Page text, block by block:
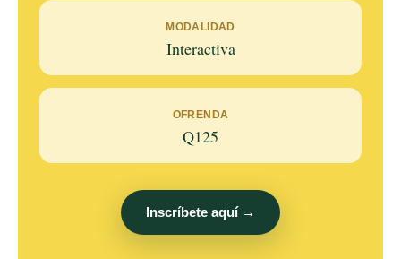
MODALIDAD
Interactiva
OFRENDA
Q125
Inscríbete aquí →